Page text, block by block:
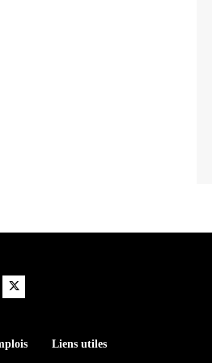
Liens utiles